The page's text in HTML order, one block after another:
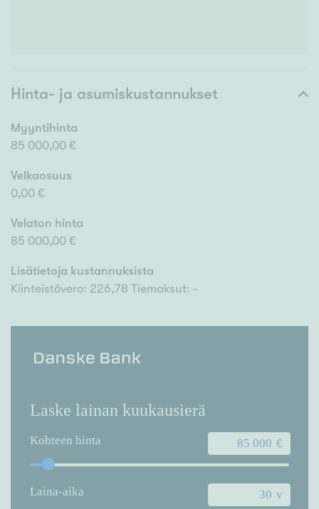
Hinta- ja asumiskustannukset
Myyntihinta
85 000,00 €
Velkaosuus
0,00 €
Velaton hinta
85 000,00 €
Lisätietoja kustannuksista
Kiinteistövero: 226,78 Tiemaksut: -